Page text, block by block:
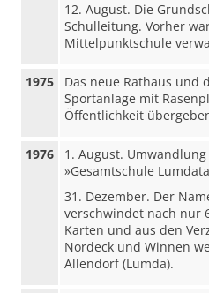
12. August. Die
Schulleitung. Vorher
Mittelpunktschule
1975
Das neue Rathaus und
Sportanlage mit
Öffentlichkeit
1976
1. August.
»Gesamtschule
31. Dezember. Der
verschwindet nach nur
Karten und aus den
Nordeck und Winnen
Allendorf (Lumda).